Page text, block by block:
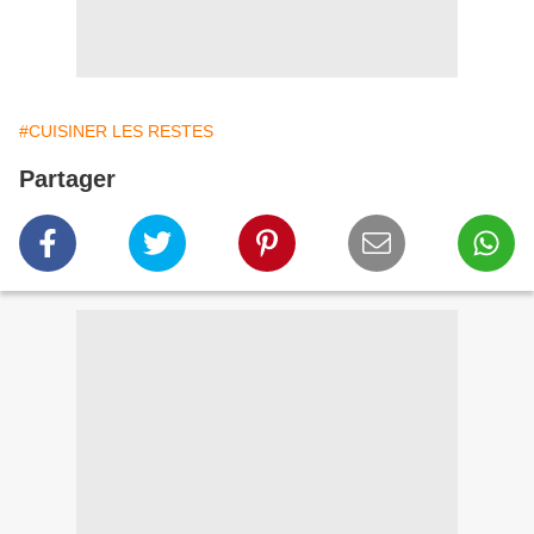
#CUISINER LES RESTES
Partager